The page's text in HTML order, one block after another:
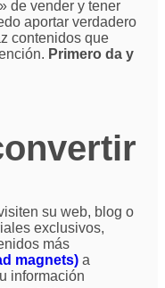
de vender y tener
aportar verdadero
contenidos que
Primero da y
su web, blog o
exclusivos,
más
magnets) a
información